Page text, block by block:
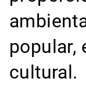
popular,
cultural.